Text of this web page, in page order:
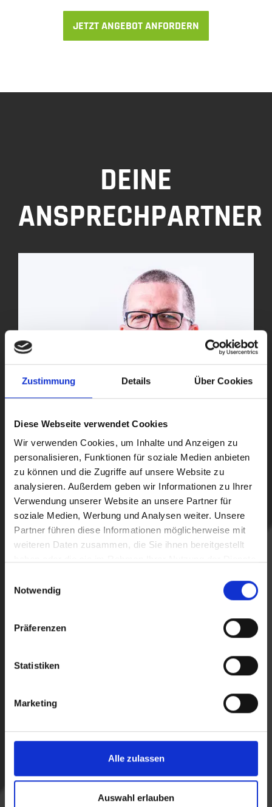
Zustimmung Details Über Cookies
Diese Webseite verwendet Cookies
Wir verwenden Cookies, um Inhalte und Anzeigen zu
personalisieren, Funktionen für soziale Medien anbieten
zu können und die Zugriffe auf unsere Website zu
analysieren. Außerdem geben wir Informationen zu Ihrer
Verwendung unserer Website an unsere Partner für
soziale Medien, Werbung und Analysen weiter. Unsere
Partner führen diese Informationen möglicherweise mit
weiteren Daten zusammen, die Sie ihnen bereitgestellt
Notwendig
Präferenzen
Statistiken
Marketing
Alle zulassen
Auswahl erlauben
JETZT ANGEBOT ANFORDERN
DEINE
ANSPRECHPARTNER
b.steidle@erste-hilfe-zollernalb.de